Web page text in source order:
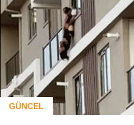
GÜNCEL